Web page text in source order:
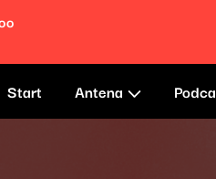
Start Antena